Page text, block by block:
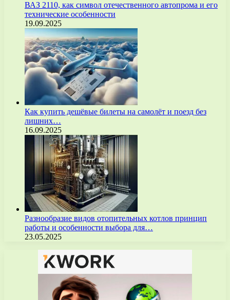
ВАЗ 2110, как символ отечественного автопрома и его
технические особенности
19.09.2025
Как купить дешёвые билеты на самолёт и поезд без
лишних…
16.09.2025
Разнообразие видов отопительных котлов принцип
работы и особенности выбора для…
23.05.2025